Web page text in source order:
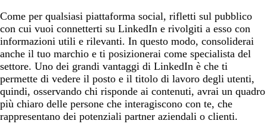
Come per qualsiasi piattaforma social, rifletti sul pubblico
con cui vuoi connetterti su LinkedIn e rivolgiti a esso con
informazioni utili e rilevanti. In questo modo, consoliderai
anche il tuo marchio e ti posizionerai come specialista del
settore. Uno dei grandi vantaggi di LinkedIn è che ti
permette di vedere il posto e il titolo di lavoro degli utenti,
quindi, osservando chi risponde ai contenuti, avrai un quadro
più chiaro delle persone che interagiscono con te, che
rappresentano dei potenziali partner aziendali o clienti.